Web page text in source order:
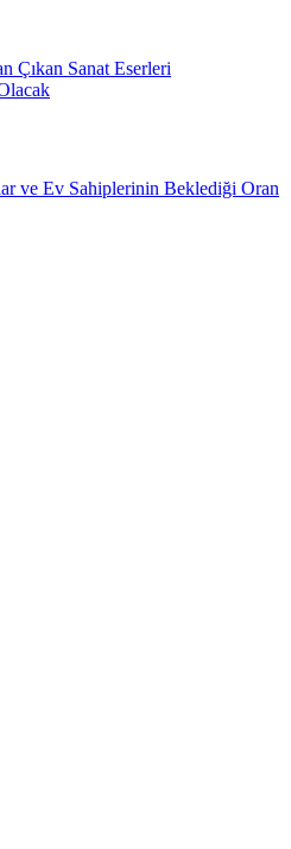
Çıkan Sanat Eserleri
ve Ev Sahiplerinin Beklediği Oran